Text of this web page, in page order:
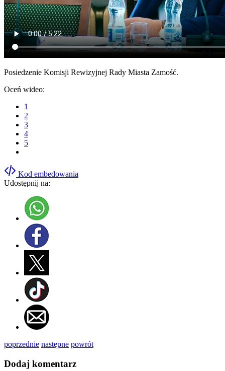
Posiedzenie Komisji Rewizyjnej Rady Miasta Zamość.
Oceń wideo:
1
2
3
4
5
Kod embedowania
Udostępnij na:
poprzednie następne powrót
Dodaj komentarz